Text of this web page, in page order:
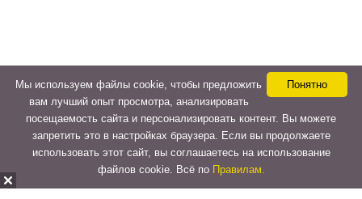
Понятно
Мы используем файлы cookie, чтобы предложить
вам лучший опыт просмотра, анализировать
посещаемость сайта и персонализировать контент. Вы можете
запретить это в настройках браузера. Если вы продолжаете
использовать этот сайт, вы соглашаетесь на использование
файлов cookie. Всё по Правилам.